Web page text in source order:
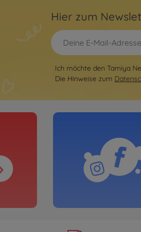
Hier zum
Ich möchte den Tamiya
Die Hinweise zum